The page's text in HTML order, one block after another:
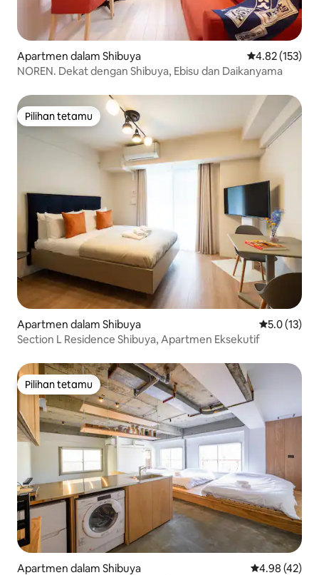
Apartmen dalam Shibuya Penarafan
4.82 (153)
NOREN. Dekat dengan Shibuya, Ebisu dan Daikanyama
Pilihan tetamu
Pilihan tetamu
Apartmen dalam Shibuya Penarafan
5.0 (13)
Section L Residence Shibuya, Apartmen Eksekutif
Pilihan tetamu
Pilihan tetamu
Apartmen dalam Shibuya Penarafan
4.98 (42)